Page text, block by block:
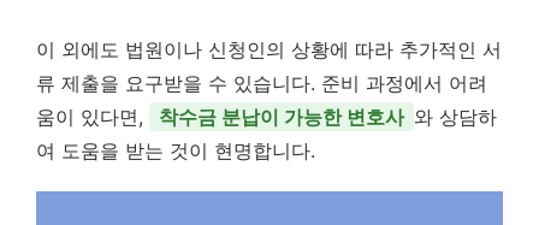
이 외에도 법원이나 신청인의 상황에 따라 추가적인 서
류 제출을 요구받을 수 있습니다. 준비 과정에서 어려
움이 있다면,
착수금 분납이 가능한 변호사 와 상담하
여 도움을 받는 것이 현명합니다.